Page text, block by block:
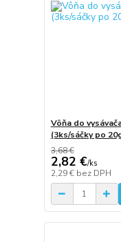
Vôňa do
(3ks/sáčky po
3,68 €
2,82 €/ks
2,29 € bez DPH